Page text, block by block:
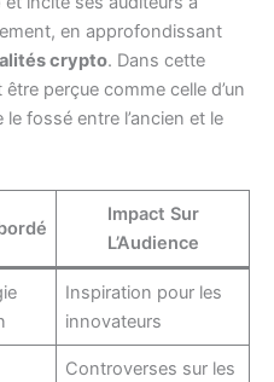
en approfondissant
crypto. Dans cette
perçue comme celle d’un
fossé entre l’ancien et le
Impact Sur
L’Audience
Inspiration pour les
innovateurs
Controverses sur les